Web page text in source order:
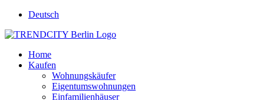
Deutsch
Home
Kaufen
Wohnungskäufer
Eigentumswohnungen
Einfamilienhäuser